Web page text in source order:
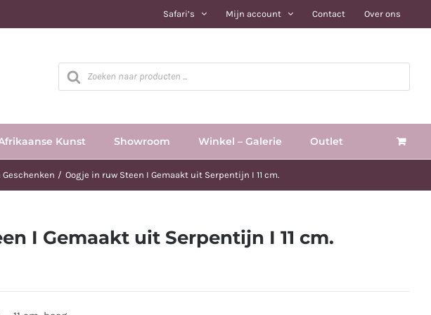
Safari’s Mijn account Contact Over ons
Producten
zoeken
Kunst Showroom Winkel – Galerie Outlet
Oogje in ruw Steen I Gemaakt uit Serpentijn I 11 cm.
I Gemaakt uit Serpentijn I 11 cm.